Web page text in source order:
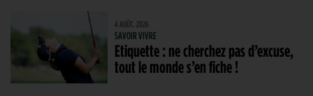
4 AOÛT. 2026
SAVOIR VIVRE
Etiquette : ne cherchez pas d’excuse,
tout le monde s’en fiche !